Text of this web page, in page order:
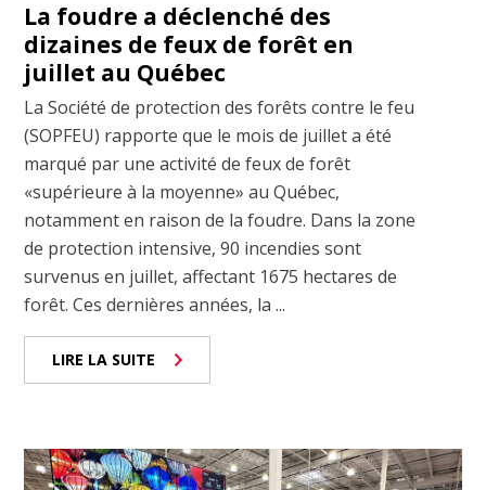
La foudre a déclenché des
dizaines de feux de forêt en
juillet au Québec
La Société de protection des forêts contre le feu
(SOPFEU) rapporte que le mois de juillet a été
marqué par une activité de feux de forêt
«supérieure à la moyenne» au Québec,
notamment en raison de la foudre. Dans la zone
de protection intensive, 90 incendies sont
survenus en juillet, affectant 1675 hectares de
forêt. Ces dernières années, la ...
LIRE LA SUITE